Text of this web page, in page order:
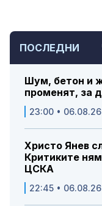
ПОСЛЕДНИ
Шум, бетон и
променят, за
23:00 • 06.08.26
Христо Янев
Критиките
ЦСКА
22:45 • 06.08.26